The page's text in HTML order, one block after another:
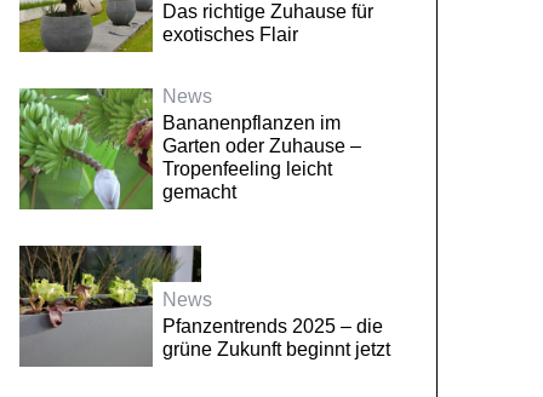
Das richtige Zuhause für
exotisches Flair
News
Bananenpflanzen im
Garten oder Zuhause –
Tropenfeeling leicht
gemacht
News
Pfanzentrends 2025 – die
grüne Zukunft beginnt jetzt